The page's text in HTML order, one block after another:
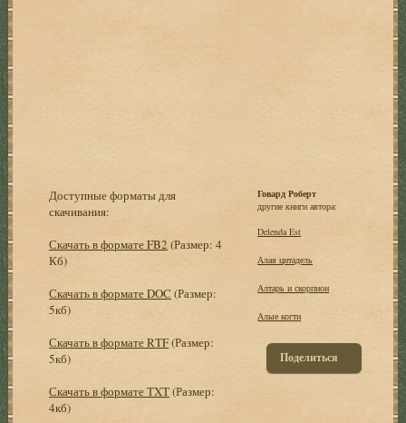
Доступные форматы для
скачивания:
Скачать в формате FB2 (Размер: 4
Кб)
Скачать в формате DOC (Размер:
5кб)
Скачать в формате RTF(Размер:
5кб)
Скачать в формате TXT(Размер:
4кб)
Говард Роберт
другие книги автора:
Delenda Est
Алая цитадель
Алтарь и скорпион
Алые когти
Поделиться